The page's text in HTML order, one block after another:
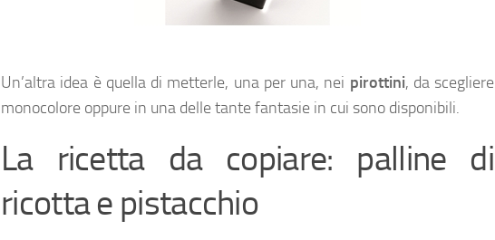
Un’altra idea è quella di metterle, una per una, nei pirottini, da scegliere
monocolore oppure in una delle tante fantasie in cui sono disponibili.
La ricetta da copiare: palline di
ricotta e pistacchio